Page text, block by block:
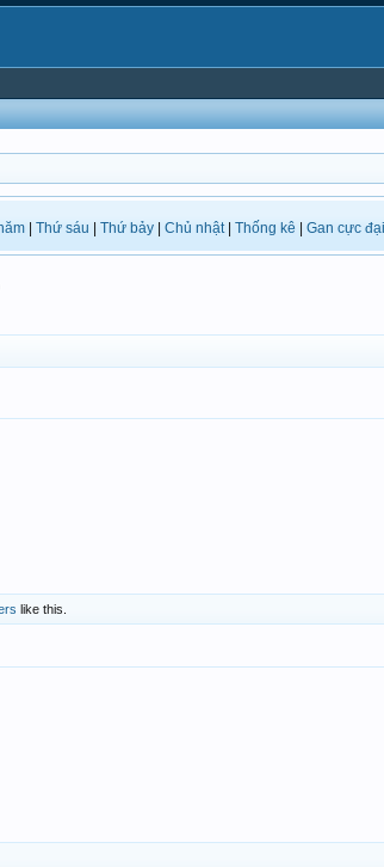
Thứ sáu Thứ bảy Chủ nhật| Thống kê Gan cực đại
like this.